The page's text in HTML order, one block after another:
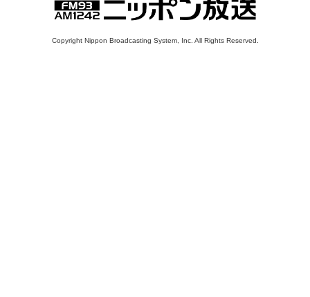
Copyright Nippon Broadcasting System, Inc. All Rights Reserved.